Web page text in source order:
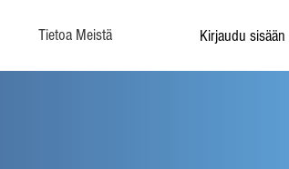
Tietoa Meistä Kirjaudu sisään